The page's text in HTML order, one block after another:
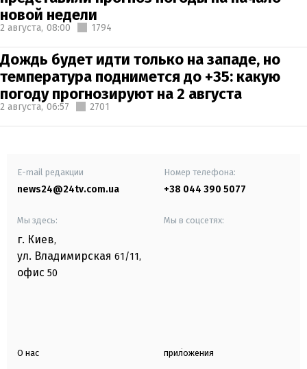
новой недели
2 августа, 08:00 1794
Дождь будет идти только на западе, но
температура поднимется до +35: какую
погоду прогнозируют на 2 августа
2 августа, 06:57 2701
E-mail редакции
news24@24tv.com.ua
Номер телефона:
+38 044 390 5077
Мы здесь:
г. Киев,
ул. Владимирская 61/11,
офис 50
Мы в соцсетях:
О нас приложения